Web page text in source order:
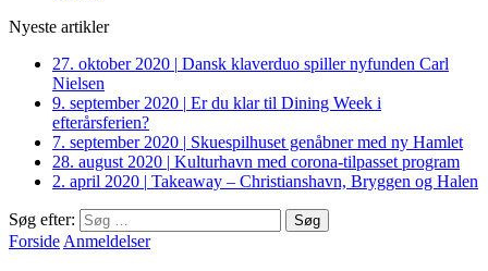
Nyeste artikler
27. oktober 2020 | Dansk klaverduo spiller nyfunden Carl
Nielsen
9. september 2020 | Er du klar til Dining Week i
efterårsferien?
7. september 2020 | Skuespilhuset genåbner med ny Hamlet
28. august 2020 | Kulturhavn med corona-tilpasset program
2. april 2020 | Takeaway – Christianshavn, Bryggen og Halen
Søg efter:
Forside Anmeldelser